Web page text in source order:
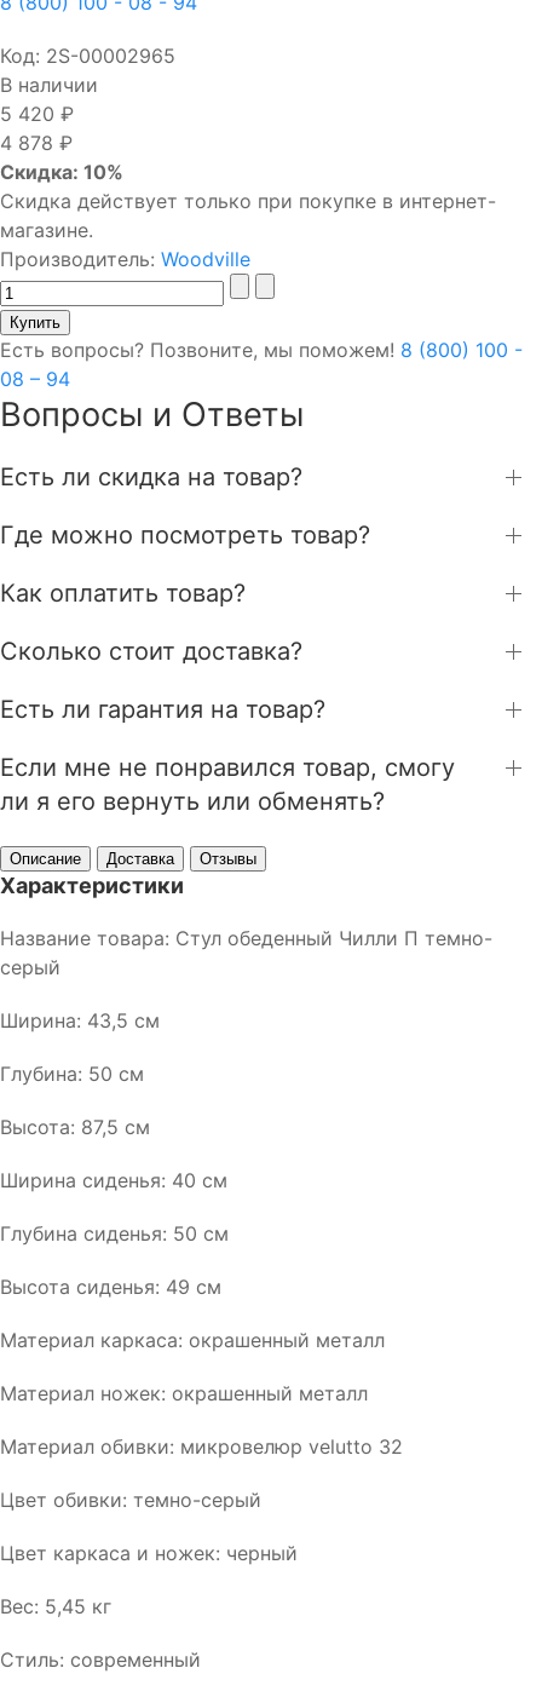
Код: 2S-00002965
В наличии
5 420 ₽
4 878 ₽
Скидка: 10%
Скидка действует только при покупке в интернет-
магазине.
Производитель: Woodville
Есть вопросы? Позвоните, мы поможем! 8 (800) 100 -
08 – 94
Вопросы и Ответы
Есть ли скидка на товар?
Где можно посмотреть товар?
Как оплатить товар?
Сколько стоит доставка?
Есть ли гарантия на товар?
Если мне не понравился товар, смогу
ли я его вернуть или обменять?
Описание Доставка Отзывы
Характеристики
Название товара: Стул обеденный Чилли П темно-
серый
Ширина: 43,5 см
Глубина: 50 см
Высота: 87,5 см
Ширина сиденья: 40 см
Глубина сиденья: 50 см
Высота сиденья: 49 см
Материал каркаса: окрашенный металл
Материал ножек: окрашенный металл
Материал обивки: микровелюр velutto 32
Цвет обивки: темно-серый
Цвет каркаса и ножек: черный
Вес: 5,45 кг
Стиль: современный